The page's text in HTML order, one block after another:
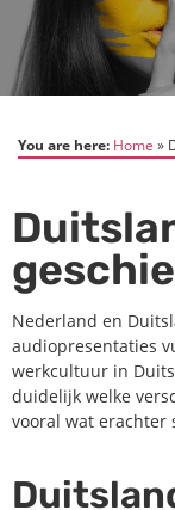
You are here: Home
Nederland en
audiopresentaties
werkcultuur in
duidelijk welke
vooral wat erachter